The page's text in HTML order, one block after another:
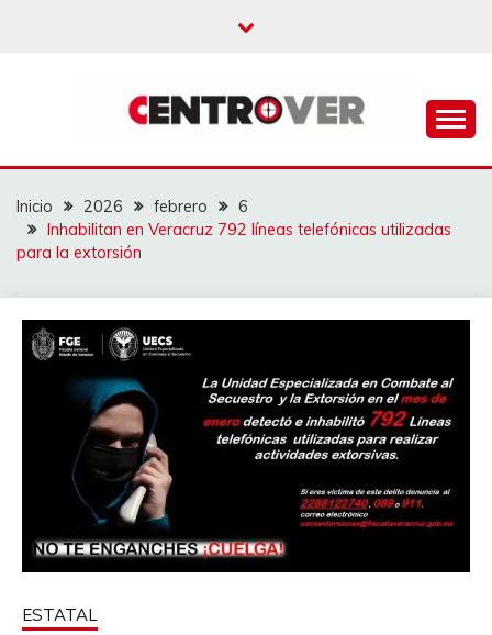
CENTROVER
NOTICIAS
Inicio 2026 febrero
6
Inhabilitan en Veracruz 792 líneas telefónicas utilizadas
para la extorsión
ESTATAL